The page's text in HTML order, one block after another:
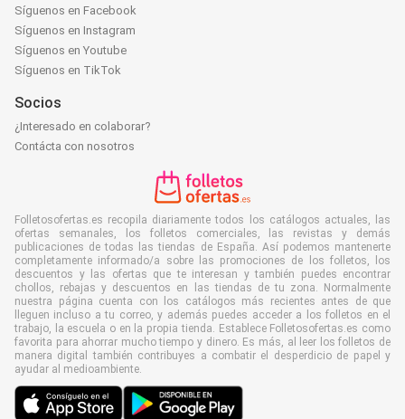
Síguenos en Facebook
Síguenos en Instagram
Síguenos en Youtube
Síguenos en TikTok
Socios
¿Interesado en colaborar?
Contácta con nosotros
Folletosofertas.es recopila diariamente todos los catálogos actuales, las
ofertas semanales, los folletos comerciales, las revistas y demás
publicaciones de todas las tiendas de España. Así podemos mantenerte
completamente informado/a sobre las promociones de los folletos, los
descuentos y las ofertas que te interesan y también puedes encontrar
chollos, rebajas y descuentos en las tiendas de tu zona. Normalmente
nuestra página cuenta con los catálogos más recientes antes de que
lleguen incluso a tu correo, y además puedes acceder a los folletos en el
trabajo, la escuela o en la propia tienda. Establece Folletosofertas.es como
favorita para ahorrar mucho tiempo y dinero. Es más, al leer los folletos de
manera digital también contribuyes a combatir el desperdicio de papel y
ayudar al medioambiente.